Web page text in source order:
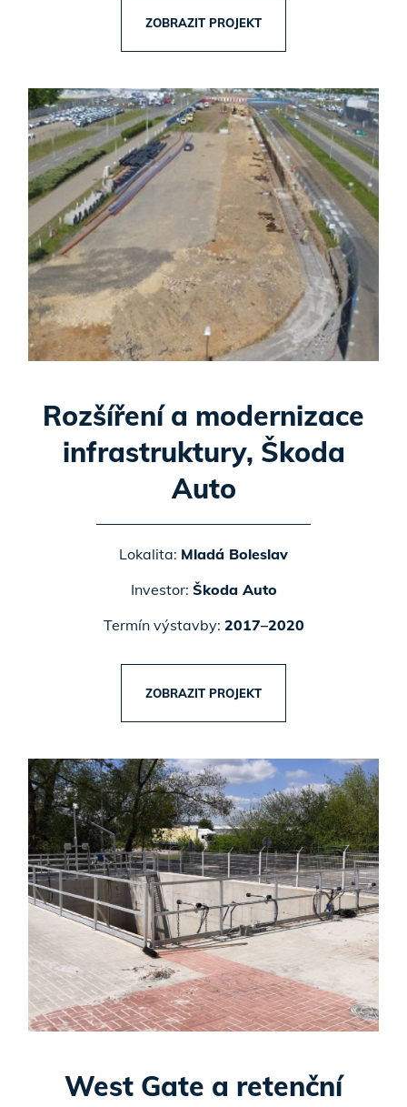
ZOBRAZIT PROJEKT
Rozšíření a modernizace
infrastruktury, Škoda
Auto
Lokalita: Mladá Boleslav
Investor: Škoda Auto
Termín výstavby: 2017–2020
ZOBRAZIT PROJEKT
West Gate a retenční